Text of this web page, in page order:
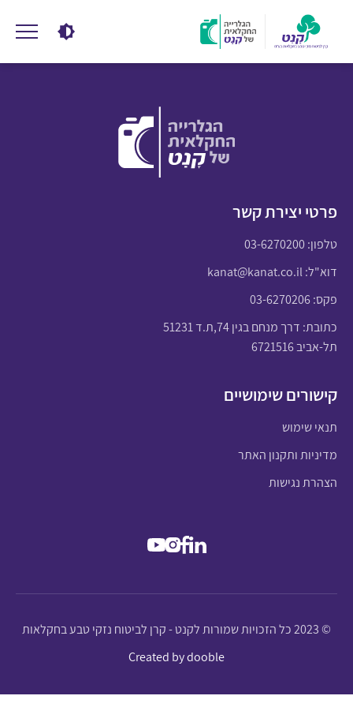
פרטי יצירת קשר
טלפון:03-6270200
דוא"ל:kanat@kanat.co.il
פקס: 03-6270206
כתובת: דרך מנחם בגין 74,ת.ד 51231
תל-אביב 6721516
קישורים שימושיים
תנאי שימוש
מדיניות ותקנון האתר
הצהרת נגישות
© 2023 כל הזכויות שמורות לקנט - קרן לביטוח נזקי טבע בחקלאות
Created by dooble